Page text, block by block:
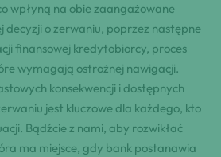
wpłyną na obie zaangażowane
decyzji o zerwaniu, poprzez następne
finansowej kredytobiorcy, proces
wymagają ostrożnej nawigacji.
konsekwencji i dostępnych
jest kluczowe dla każdego, kto
Bądźcie z nami, aby rozwikłać
ma miejsce, gdy bank postanawia